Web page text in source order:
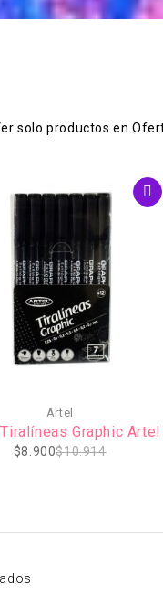
solo productos en
Artel
Graphic Artel
$10.914
$8.900